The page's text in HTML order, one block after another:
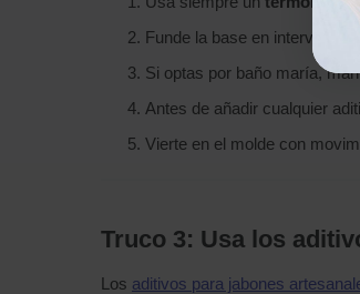
Funde la base en intervalos
Si optas por baño maría,
Antes de añadir cualquier
Vierte en el molde con
Truco 3: Usa los
Los aditivos para jabones